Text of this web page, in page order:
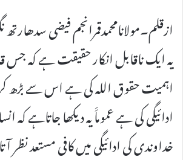
ازقلم۔مولانامحمدقمرانجم فیضی
یہ ایک ناقابل انکار حقیقت ہے کہ
اہمیت حقوق اللہ کی ہے اس سے بڑھ
ادائیگی کی ہے عموماََ یہ دیکھا جاتاہے کہ
خداوندی کی ادائیگی میں کافی مستعد